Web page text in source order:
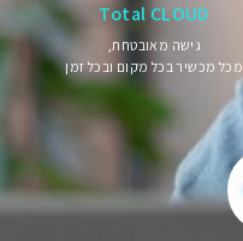
Total CLOUD
גישה מאובטחת,
מכל מכשיר בכל מקום ובכל זמן